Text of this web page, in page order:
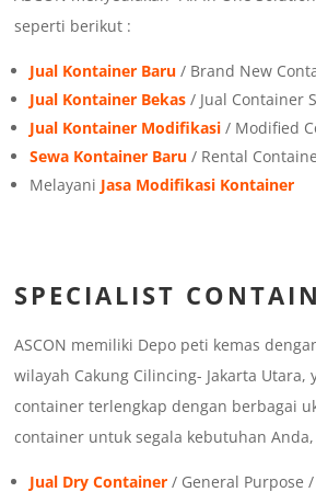
seperti berikut :
Jual Kontainer Baru / Brand New
Jual Kontainer Bekas / Jual Container
Jual Kontainer Modifikasi / Modified
Sewa Kontainer Baru / Rental
Melayani Jasa Modifikasi Kontainer
SPECIALIST
ASCON memiliki Depo peti kemas
wilayah Cakung Cilincing- Jakarta Utara,
container terlengkap dengan berbagai
container untuk segala kebutuhan
Jual Dry Container / General Purpose